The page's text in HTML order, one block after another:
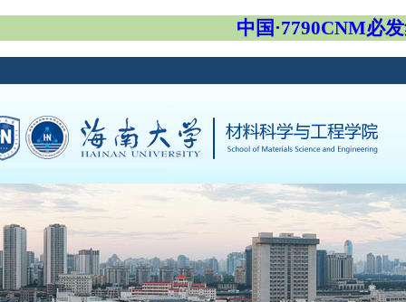
中国·7790CNM必